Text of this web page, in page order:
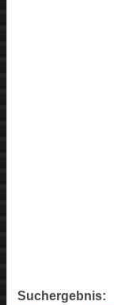
Suchergebnis: